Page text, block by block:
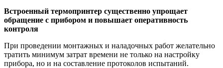
Встроенный термопринтер существенно упрощает
обращение с прибором и повышает оперативность
контроля
При проведении монтажных и наладочных работ желательно
тратить минимум затрат времени не только на настройку
прибора, но и на составление протоколов испытаний.